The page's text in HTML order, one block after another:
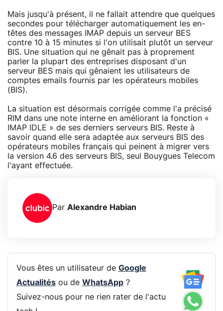
Mais jusqu'à présent, il ne fallait attendre que quelques
secondes pour télécharger automatiquement les en-
têtes des messages IMAP depuis un serveur BES
contre 10 à 15 minutes si l'on utilisait plutôt un serveur
BIS. Une situation qui ne gênait pas à proprement
parler la plupart des entreprises disposant d'un
serveur BES mais qui gênaient les utilisateurs de
comptes emails fournis par les opérateurs mobiles
(BIS).
La situation est désormais corrigée comme l'a précisé
RIM dans une note interne en améliorant la fonction «
IMAP IDLE » de ses derniers serveurs BIS. Reste à
savoir quand elle sera adaptée aux serveurs BIS des
opérateurs mobiles français qui peinent à migrer vers
la version 4.6 des serveurs BIS, seul Bouygues Telecom
l'ayant effectuée.
Par Alexandre Habian
Vous êtes un utilisateur de Google
Actualitésou de WhatsApp?
Suivez-nous pour ne rien rater de l'actu